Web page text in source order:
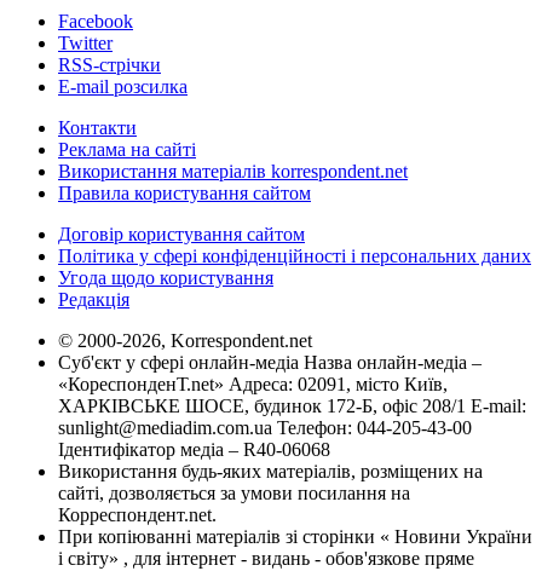
Facebook
Twitter
RSS-стрічки
E-mail розсилка
Контакти
Реклама на сайті
Використання матеріалів korrespondent.net
Правила користування сайтом
Договір користування сайтом
Політика у сфері конфіденційності і персональних даних
Угода щодо користування
Редакція
© 2000-2026, Korrespondent.net
Суб'єкт у сфері онлайн-медіа Назва онлайн-медіа –
«КореспонденТ.net» Адреса: 02091, місто Київ,
ХАРКІВСЬКЕ ШОСЕ, будинок 172-Б, офіс 208/1 E-mail:
sunlight@mediadim.com.ua Телефон: 044-205-43-00
Ідентифікатор медіа – R40-06068
Використання будь-яких матеріалів, розміщених на
сайті, дозволяється за умови посилання на
Корреспондент.net.
При копіюванні матеріалів зі сторінки « Новини України
і світу» , для інтернет - видань - обов'язкове пряме